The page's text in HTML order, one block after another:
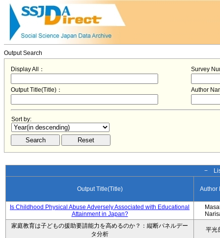
Output Search
Display All： Survey
Output Title(Title)： Author
Sort by:
−
Output Title(Title) Author
Is Childhood Physical Abuse Adversely Associated with Educational
Attainment in Japan?
家庭教育は子どもの援助要請能力を高めるのか？：縦断パネルデー
タ分析
平光